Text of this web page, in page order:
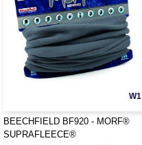
W1
BEECHFIELD BF920 - MORF®
SUPRAFLEECE®